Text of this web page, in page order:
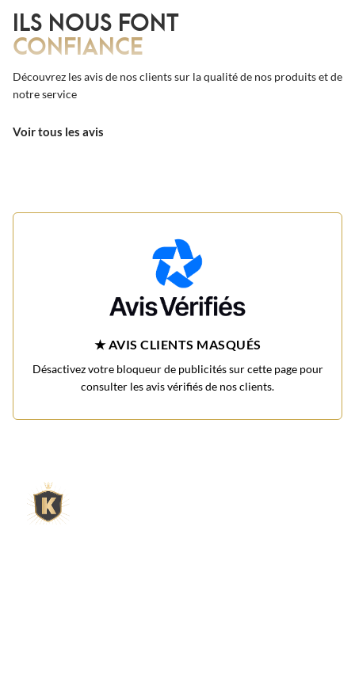
ILS NOUS FONT
CONFIANCE
Découvrez les avis de nos clients sur la qualité de nos produits et de
notre service
Voir tous les avis
★ AVIS CLIENTS MASQUÉS
Désactivez votre bloqueur de publicités sur cette page pour
consulter les avis vérifiés de nos clients.